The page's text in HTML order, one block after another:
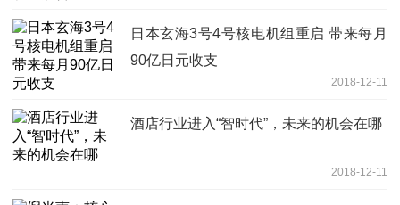
日本玄海3号4号核电机组重启 带来每月
90亿日元收支
2018-12-11
酒店行业进入“智时代”，未来的机会在哪
2018-12-11